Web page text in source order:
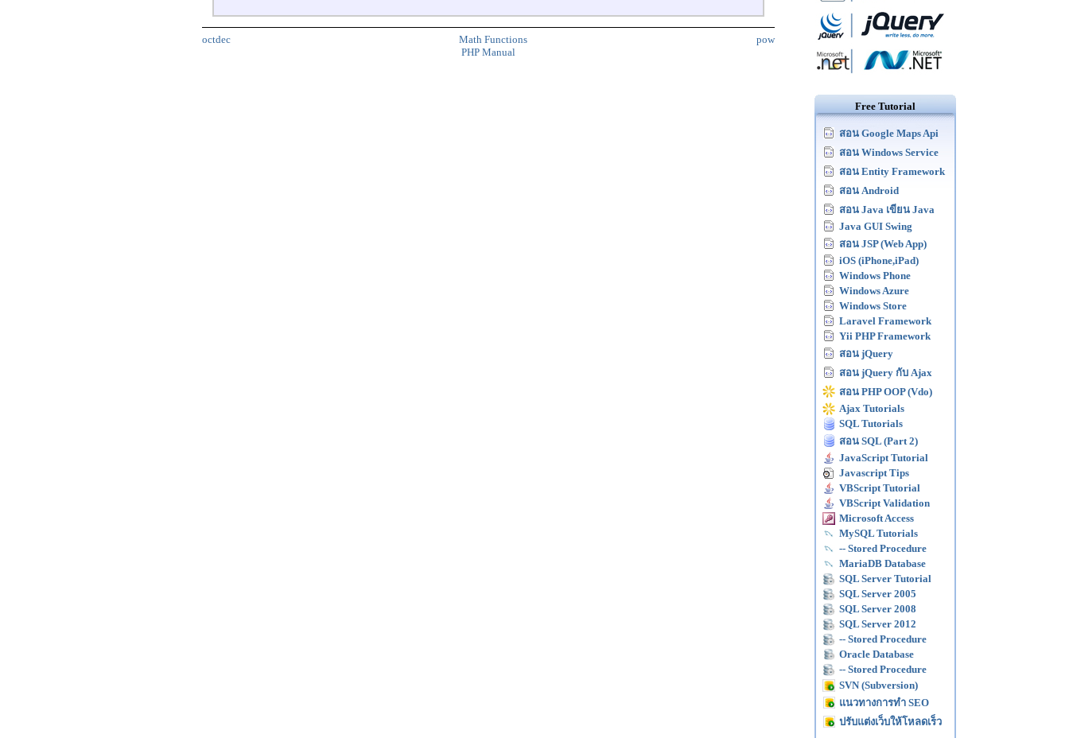
octdec pow
Math Functions
PHP Manual
Free Tutorial
สอน Google Maps Api
สอน Windows Service
สอน Entity Framework
สอน Android
สอน Java เขียน Java
Java GUI Swing
สอน JSP (Web App)
iOS (iPhone,iPad)
Windows Phone
Windows Azure
Windows Store
Laravel Framework
Yii PHP Framework
สอน jQuery
สอน jQuery กับ Ajax
สอน PHP OOP (Vdo)
Ajax Tutorials
SQL Tutorials
สอน SQL (Part 2)
JavaScript Tutorial
Javascript Tips
VBScript Tutorial
VBScript Validation
Microsoft Access
MySQL Tutorials
-- Stored Procedure
MariaDB Database
SQL Server Tutorial
SQL Server 2005
SQL Server 2008
SQL Server 2012
-- Stored Procedure
Oracle Database
-- Stored Procedure
SVN (Subversion)
แนวทางการทำ SEO
ปรับแต่งเว็บให้โหลดเร็ว